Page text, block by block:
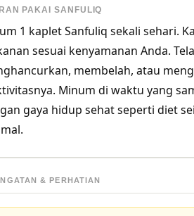
PAKAI SANFULIQ
1 kaplet Sanfuliq sekali sehari.
sesuai kenyamanan Anda.
membelah, atau
Minum di waktu yang
gaya hidup sehat seperti diet
& PERHATIAN